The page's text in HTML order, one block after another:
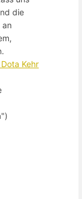
die
an
Kehr